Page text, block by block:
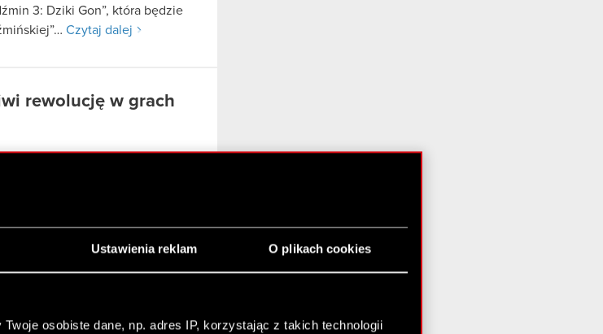
Ustawienia reklam O plikach cookies
Twoje osobiste dane, np. adres IP, korzystając z takich technologii
3: Dziki Gon”, która będzie
Czytaj dalej
rewolucję w grach
technologię do
Empiku
nagrodzony dwiema